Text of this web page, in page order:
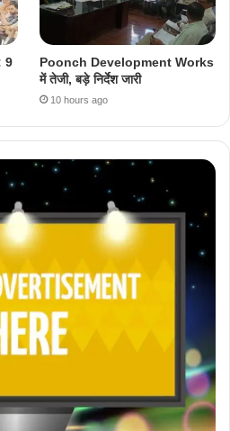
9
Poonch Development Works
में तेजी, बड़े निर्देश जारी
10 hours ago